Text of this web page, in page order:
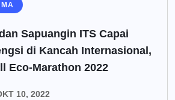
Sapuangin ITS Capai
di Kancah Internasional,
Eco-Marathon 2022
10, 2022